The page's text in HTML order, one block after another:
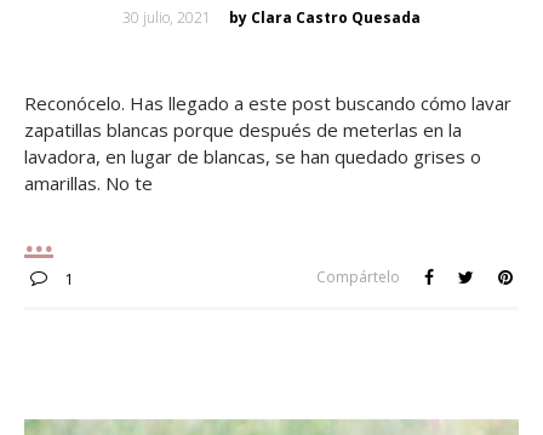
Posted
30 julio, 2021 by Clara Castro Quesada
Reconócelo. Has llegado a este post buscando cómo lavar
zapatillas blancas porque después de meterlas en la
lavadora, en lugar de blancas, se han quedado grises o
amarillas. No te
1 Compártelo